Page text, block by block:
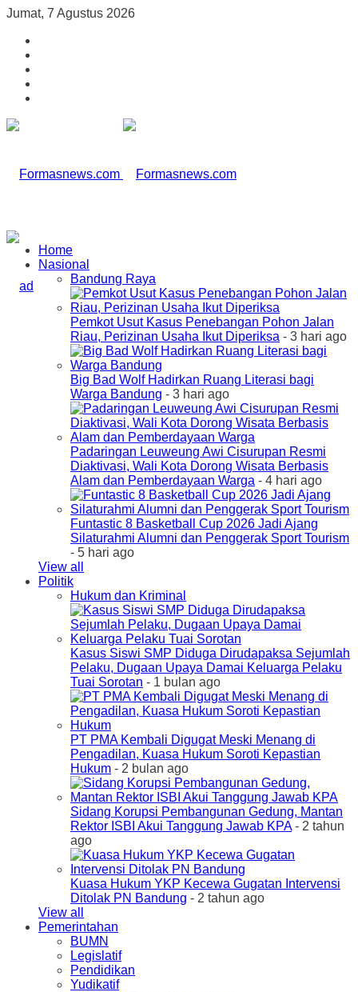
Jumat, 7 Agustus 2026
Home
Nasional
Bandung Raya
Pemkot Usut Kasus Penebangan Pohon Jalan
Riau, Perizinan Usaha Ikut Diperiksa - 3 hari ago
Big Bad Wolf Hadirkan Ruang Literasi bagi
Warga Bandung - 3 hari ago
Padaringan Leuweung Awi Cisurupan Resmi
Diaktivasi, Wali Kota Dorong Wisata Berbasis
Alam dan Pemberdayaan Warga - 4 hari ago
Funtastic 8 Basketball Cup 2026 Jadi Ajang
Silaturahmi Alumni dan Penggerak Sport Tourism
- 5 hari ago
View all
Politik
Hukum dan Kriminal
Kasus Siswi SMP Diduga Dirudapaksa Sejumlah
Pelaku, Dugaan Upaya Damai Keluarga Pelaku
Tuai Sorotan - 1 bulan ago
PT PMA Kembali Digugat Meski Menang di
Pengadilan, Kuasa Hukum Soroti Kepastian
Hukum - 2 bulan ago
Sidang Korupsi Pembangunan Gedung, Mantan
Rektor ISBI Akui Tanggung Jawab KPA- 2 tahun
ago
Kuasa Hukum YKP Kecewa Gugatan Intervensi
Ditolak PN Bandung - 2 tahun ago
View all
Pemerintahan
BUMN
Legislatif
Pendidikan
Yudikatif